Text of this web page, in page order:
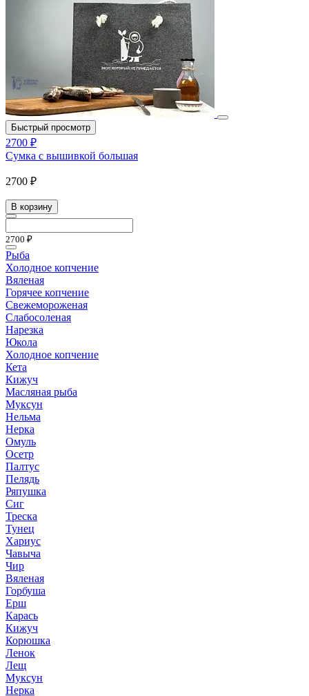
Быстрый просмотр
2700 ₽
Сумка с вышивкой большая
2700 ₽
В корзину
2700 ₽
Рыба
Холодное копчение
Вяленая
Горячее копчение
Свежемороженая
Слабосоленая
Нарезка
Юкола
Холодное копчение
Кета
Кижуч
Масляная рыба
Муксун
Нельма
Нерка
Омуль
Осетр
Палтус
Пелядь
Ряпушка
Сиг
Треска
Тунец
Хариус
Чавыча
Чир
Вяленая
Горбуша
Ерш
Карась
Кижуч
Корюшка
Ленок
Лещ
Муксун
Нерка